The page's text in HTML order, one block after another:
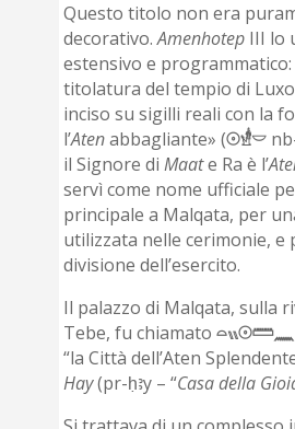
Questo titolo non era
decorativo.Amenhotep III lo
estensivo e
titolatura del tempio di
inciso su sigilli reali con la
l’Atenabbagliante» (𓇳𓁧𓎠
il Signore diMaate Ra è l’
servì come nome ufficiale
principale a Malqata, per
utilizzata nelle cerimonie, e
divisione dell’esercito.
Il palazzo di Malqata, sulla
Tebe, fu chiamato𓏏𓏭𓇳𓏠𓈖
“la Città dell’Aten
Hay(pr-ḥꜣy – “Casa della